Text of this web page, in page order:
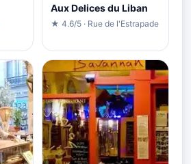
Aux Delices du Liban
★ 4.6/5 · Rue de l'Estrapade